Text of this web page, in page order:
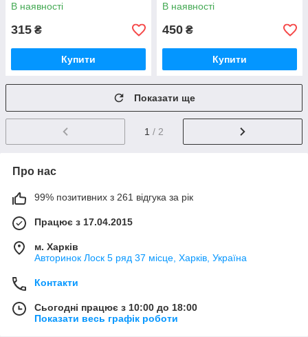
В наявності
315 ₴
Купити
В наявності
450 ₴
Купити
Показати ще
1 / 2
Про нас
99% позитивних з 261 відгука за рік
Працює з 17.04.2015
м. Харків
Авторинок Лоск 5 ряд 37 місце, Харків, Україна
Контакти
Сьогодні працює з 10:00 до 18:00
Показати весь графік роботи